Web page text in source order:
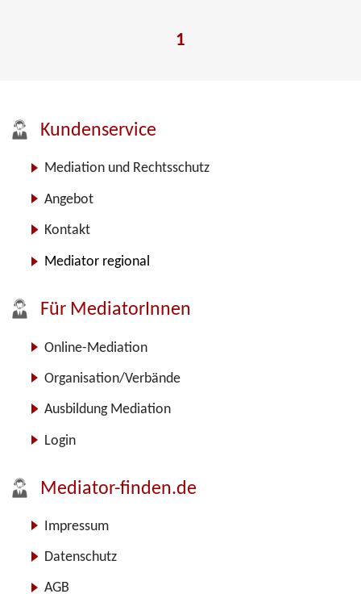
1
Kundenservice
Mediation und Rechtsschutz
Angebot
Kontakt
Mediator regional
Für MediatorInnen
Online-Mediation
Organisation/Verbände
Ausbildung Mediation
Login
Mediator-finden.de
Impressum
Datenschutz
AGB